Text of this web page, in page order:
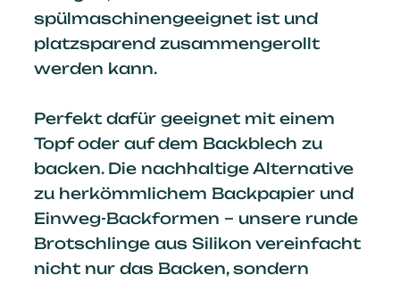
spülmaschinengeeignet ist und
platzsparend zusammengerollt
werden kann.
Perfekt dafür geeignet mit einem
Topf oder auf dem Backblech zu
backen. Die nachhaltige Alternative
zu herkömmlichem Backpapier und
Einweg-Backformen – unsere runde
Brotschlinge aus Silikon vereinfacht
nicht nur das Backen, sondern